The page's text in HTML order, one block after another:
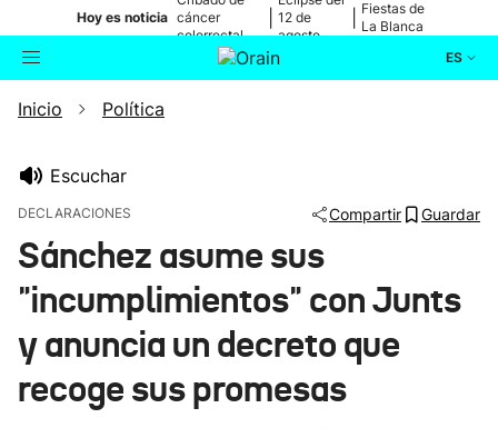
Hoy es noticia cáncer
colorrectal
12 de
agosto
Fiestas de
La Blanca
ES
Buscador
Ikusmiran
Eguraldia
Inicio Política
Escuchar
DECLARACIONES Compartir Guardar
Sánchez asume sus
"incumplimientos" con Junts
y anuncia un decreto que
recoge sus promesas